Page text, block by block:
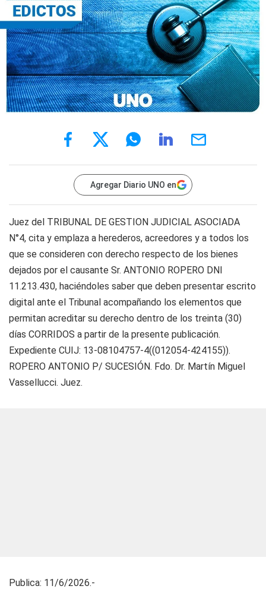
Agregar Diario UNO en
Juez del TRIBUNAL DE GESTION JUDICIAL ASOCIADA
N°4, cita y emplaza a herederos, acreedores y a todos los
que se consideren con derecho respecto de los bienes
dejados por el causante Sr. ANTONIO ROPERO DNI
11.213.430, haciéndoles saber que deben presentar escrito
digital ante el Tribunal acompañando los elementos que
permitan acreditar su derecho dentro de los treinta (30)
días CORRIDOS a partir de la presente publicación.
Expediente CUIJ: 13-08104757-4((012054-424155)).
ROPERO ANTONIO P/ SUCESIÓN. Fdo. Dr. Martín Miguel
Vassellucci. Juez.
Publica: 11/6/2026.-